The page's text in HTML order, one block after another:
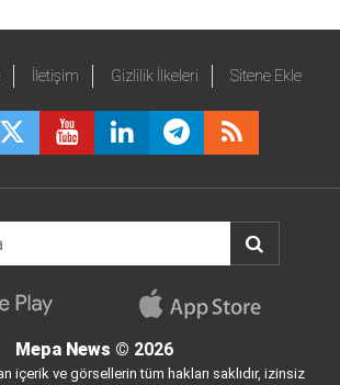
İletişim Gizlilik İlkeleri Sitene Ekle
Mepa News © 2026
içerik ve görsellerin tüm hakları saklıdır, izinsiz